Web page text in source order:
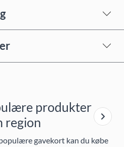
produkter
region
gavekort kan du købe